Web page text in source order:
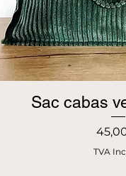
Sac cabas
Prix
TVA